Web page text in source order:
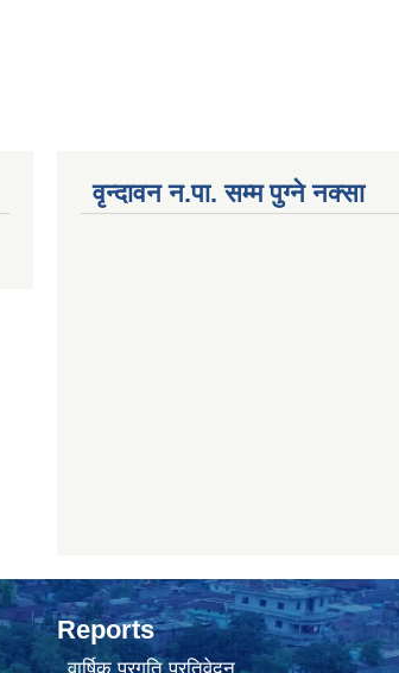
वृन्दावन न.पा. सम्म पुग्ने नक्सा
Reports